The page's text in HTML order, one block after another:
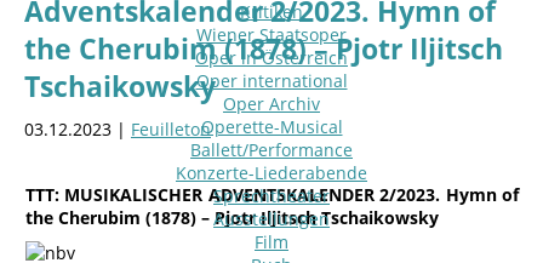
Kritiken
Wiener Staatsoper
Oper in Österreich
Oper international
Oper Archiv
Operette-Musical
Ballett/Performance
Konzerte-Liederabende
Sprechtheater
Ausstellungen
Film
Adventskalender 2/2023. Hymn of
the Cherubim (1878) – Pjotr Iljitsch
Tschaikowsky
03.12.2023 | Feuilleton
TTT: MUSIKALISCHER ADVENTSKALENDER 2/2023. Hymn of
the Cherubim (1878) – Pjotr Iljitsch Tschaikowsky